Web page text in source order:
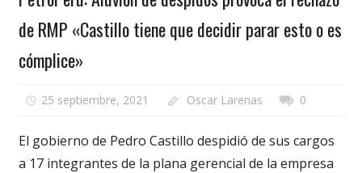
de RMP «Castillo tiene que decidir parar esto o es
cómplice»
25 septiembre, 2021 Oscar Larenas 0
El gobierno de Pedro Castillo despidió de sus cargos
a 17 integrantes de la plana gerencial de la empresa